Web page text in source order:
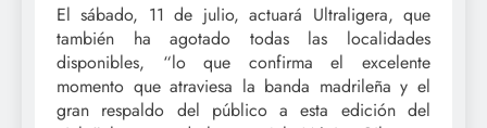
El sábado, 11 de julio, actuará Ultraligera, que
también ha agotado todas las localidades
disponibles, “lo que confirma el excelente
momento que atraviesa la banda madrileña y el
gran respaldo del público a esta edición del